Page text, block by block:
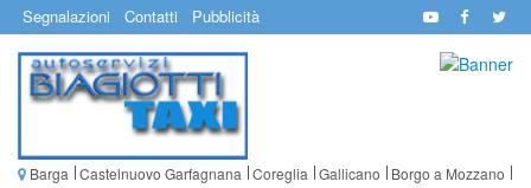
Segnalazioni Contatti Pubblicità
Barga Castelnuovo Garfagnana Coreglia Gallicano
Borgo a Mozzano